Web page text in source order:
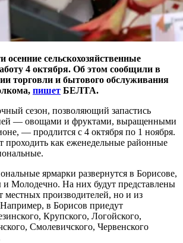
осенние сельскохозяйственные
4 октября. Об этом сообщили в
торговли и бытового обслуживания
пишет БЕЛТА.
сезон, позволяющий запастись
— овощами и фруктами, выращенными
— продлится с 4 октября по 1 ноября.
проходить как еженедельные районные
ярмарки развернутся в Борисове,
и Молодечно. На них будут представлены
местных производителей, но и из
в Борисов приедут
Крупского, Логойского,
Смолевичского, Червенского